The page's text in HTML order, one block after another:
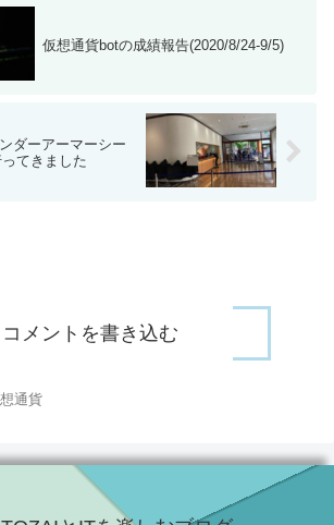
仮想通貨botの成績報告(2020/8/24-9/5)
ダーアーマーシー
てきました
コメントを書き込む
通貨